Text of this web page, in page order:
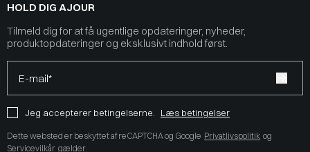
HOLD DIG AJOUR
Tilmeld dig for at få ugentlige opdateringer, nyheder,
produktopdateringer og eksklusivt indhold først.
E-mail*
Jeg accepterer betingelserne. Læs betingelser
Dette websted er beskyttet af reCAPTCHA og Google Privatlivspolitik og
Servicevilkår gælder.